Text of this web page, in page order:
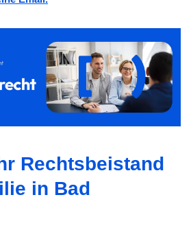
Rechtsbeistand
in Bad